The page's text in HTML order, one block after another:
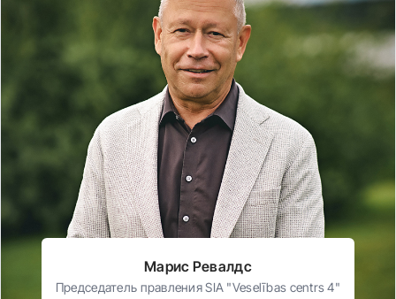
Мaрис Рeвалдс
Председатель правления SIA "Veselības centrs 4"